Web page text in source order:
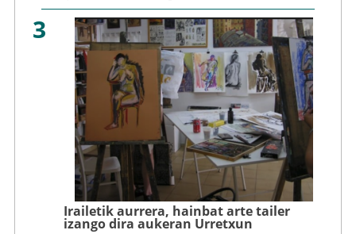
3
Irailetik aurrera, hainbat arte tailer
izango dira aukeran Urretxun